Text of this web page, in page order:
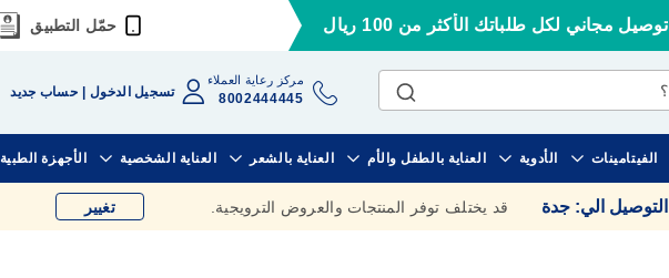
توصيل مجاني لكل طلباتك الأكثر من 100 ريال حمّل التطبيق
مركز رعاية العملاء
8002444445 تسجيل الدخول حساب جديد
الفيتامينات الأدوية العناية بالطفل والأم العناية بالشعر العناية الشخصية الأجهزة الطبية
التوصيل الي: جدة قد يختلف توفر المنتجات والعروض الترويجية. تغيير